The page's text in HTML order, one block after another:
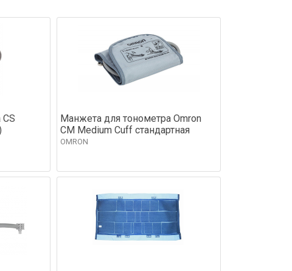
Манжета для тонометра Omron
CM Medium Cuff стандартная
OMRON